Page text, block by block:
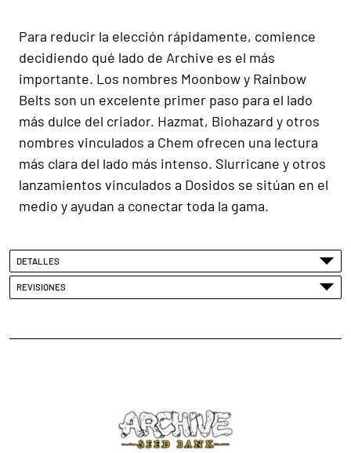
Para reducir la elección rápidamente, comience
decidiendo qué lado de Archive es el más
importante. Los nombres Moonbow y Rainbow
Belts son un excelente primer paso para el lado
más dulce del criador. Hazmat, Biohazard y otros
nombres vinculados a Chem ofrecen una lectura
más clara del lado más intenso. Slurricane y otros
lanzamientos vinculados a Dosidos se sitúan en el
medio y ayudan a conectar toda la gama.
DETALLES
REVISIONES